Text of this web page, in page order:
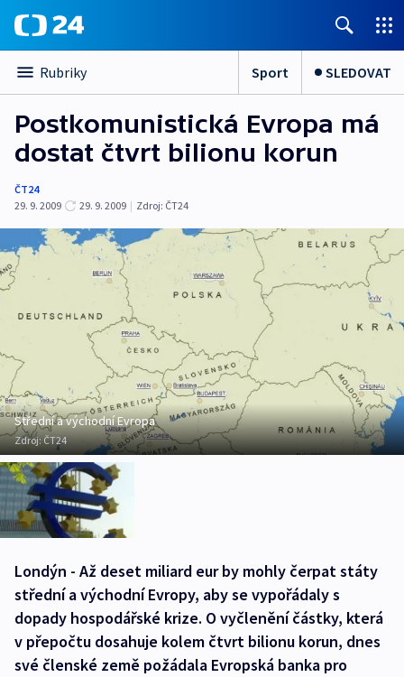
Rubriky Sport SLEDOVAT
Postkomunistická Evropa má
dostat čtvrt bilionu korun
ČT24
29. 9. 2009
29. 9. 2009 | Zdroj: ČT24
Střední a východní Evropa
Zdroj:ČT24
Londýn - Až deset miliard eur by mohly čerpat státy
střední a východní Evropy, aby se vypořádaly s
dopady hospodářské krize. O vyčlenění částky, která
v přepočtu dosahuje kolem čtvrt bilionu korun, dnes
své členské země požádala Evropská banka pro